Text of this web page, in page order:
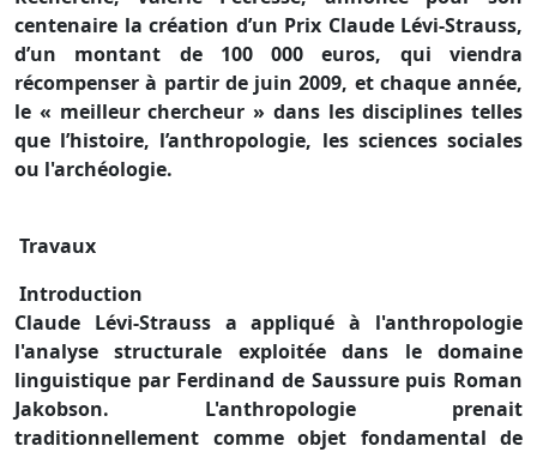
centenaire la création d’un Prix Claude Lévi-Strauss,
d’un montant de 100 000 euros, qui viendra
récompenser à partir de juin 2009, et chaque année,
le « meilleur chercheur » dans les disciplines telles
que l’histoire, l’anthropologie, les sciences sociales
ou l'archéologie.
Travaux
Introduction
Claude Lévi-Strauss a appliqué à l'anthropologie
l'analyse structurale exploitée dans le domaine
linguistique par Ferdinand de Saussure puis Roman
Jakobson. L'anthropologie prenait
traditionnellement comme objet fondamental de